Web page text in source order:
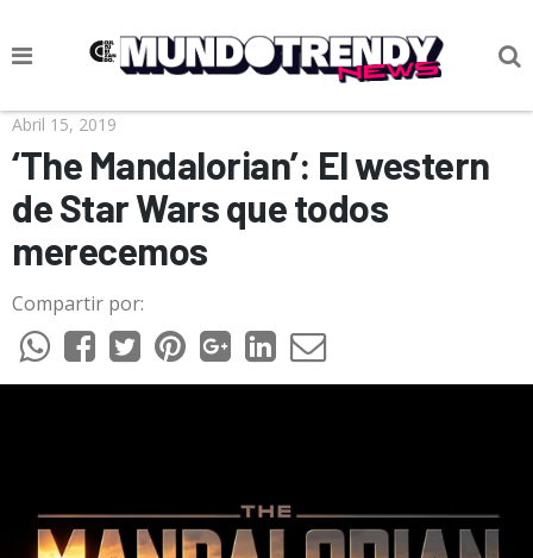
NOTICIAS
CULTURA POP
CIENCIA Y TECNOLOGÍA
VIDA
SOCIEDAD
CULTURIZANDO.COM
Abril 15, 2019
‘The Mandalorian’: El western
de Star Wars que todos
merecemos
Compartir por: